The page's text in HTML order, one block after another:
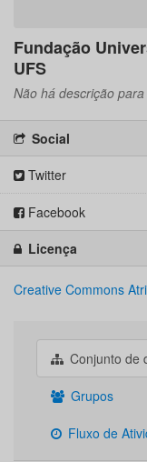
Fundação
UFS
Não há descrição
Social
Twitter
Facebook
Licença
Creative Commons
Conjunto de
Grupos
Fluxo de